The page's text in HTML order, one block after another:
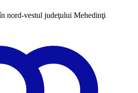
nord-vestul judeţului Mehedinţi